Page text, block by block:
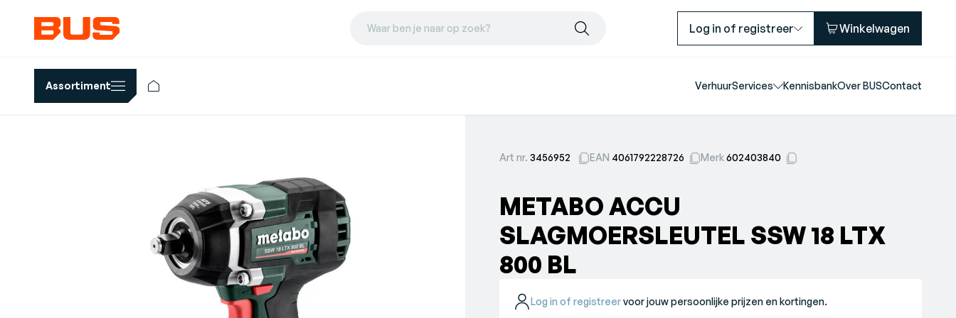
Waar ben je naar op zoek? Log in of registreer Winkelwagen
Assortiment VerhuurServices KennisbankOver BUSContact
Art nr.3456952 EAN 4061792228726 Merk602403840
METABO ACCU
SLAGMOERSLEUTEL SSW 18 LTX
800 BL
Log in of registreervoor jouw persoonlijke prijzen en kortingen.